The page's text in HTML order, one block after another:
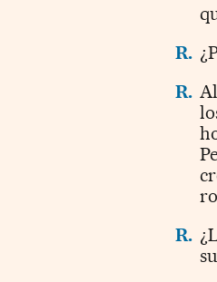
R.
R.
R.